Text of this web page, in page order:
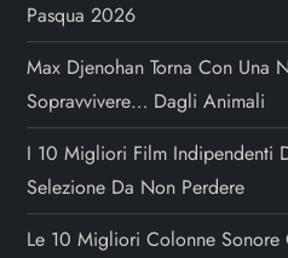
Pasqua 2026
Max Djenohan Torna Con Una
Sopravvivere… Dagli Animali
I 10 Migliori Film Indipendenti
Selezione Da Non Perdere
Le 10 Migliori Colonne Sonore